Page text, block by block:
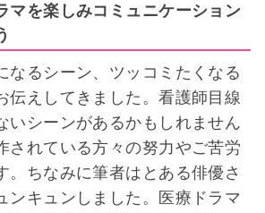
を楽しみコミュニケーション
なるシーン、ツッコミたくなる
伝えしてきました。看護師目線
いシーンがあるかもしれません
されている方々の努力やご苦労
。ちなみに筆者はとある俳優さ
ンキュンしました。医療ドラマ